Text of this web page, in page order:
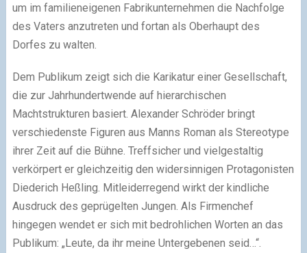
um im familieneigenen Fabrikunternehmen die Nachfolge
des Vaters anzutreten und fortan als Oberhaupt des
Dorfes zu walten.
Dem Publikum zeigt sich die Karikatur einer Gesellschaft,
die zur Jahrhundertwende auf hierarchischen
Machtstrukturen basiert. Alexander Schröder bringt
verschiedenste Figuren aus Manns Roman als Stereotype
ihrer Zeit auf die Bühne. Treffsicher und vielgestaltig
verkörpert er gleichzeitig den widersinnigen Protagonisten
Diederich Heßling. Mitleiderregend wirkt der kindliche
Ausdruck des geprügelten Jungen. Als Firmenchef
hingegen wendet er sich mit bedrohlichen Worten an das
Publikum: „Leute, da ihr meine Untergebenen seid…“.